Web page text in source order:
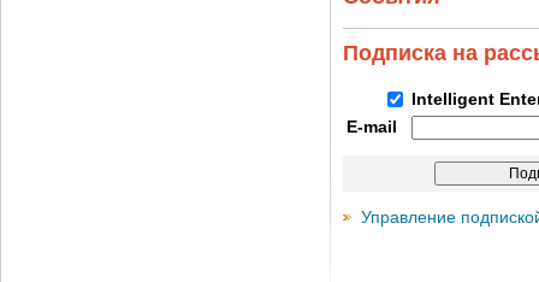
Подписка на
Intelligent
E-mail
Управление